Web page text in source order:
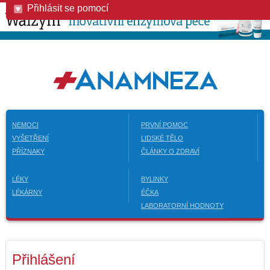
Přihlásit se pomocí
NEMOCI
VYŠETŘENÍ
PŘÍZNAKY
PRVNÍ POMOC
LIDSKÉ TĚLO
ČLÁNKY O ZDRAVÍ
LÉKY
LÉKÁRNY
BYLINKY
ÉČKA
LABORATORNÍ HODNOTY
Přihlášení